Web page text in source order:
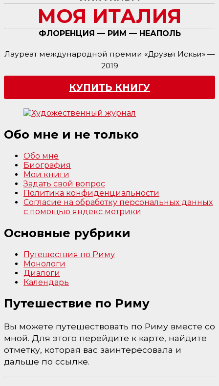
МОЯ ИТАЛИЯ
ФЛОРЕНЦИЯ — РИМ — НЕАПОЛЬ
Лауреат международной премии «Друзья Искьи» —
2019
КУПИТЬ КНИГУ
Обо мне и не только
Обо мне
Биография
Мои книги
Задать свой вопрос
Политика конфиденциальности
Согласие на обработку персональных данных
с помощью яндекс метрики
Основные рубрики
Путешествия по Риму
Монологи
Диалоги
Календарь
Путешествие по Риму
Вы можете путешествовать по Риму вместе со
мной. Для этого перейдите к карте, найдите
отметку, которая вас заинтересовала и
дальше по ссылке.